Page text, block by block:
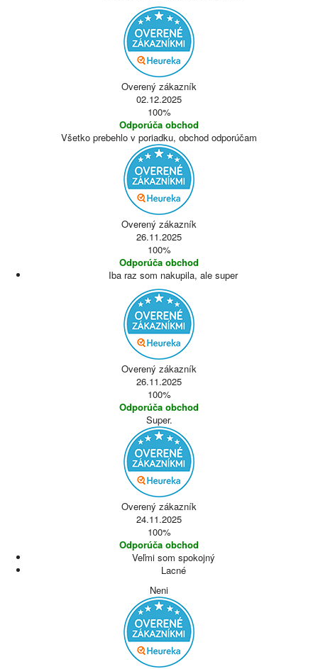
Overený zákazník
02.12.2025
100%
Odporúča obchod
Všetko prebehlo v poriadku, obchod odporúčam
Overený zákazník
26.11.2025
100%
Odporúča obchod
Iba raz som nakupila, ale super
Overený zákazník
26.11.2025
100%
Odporúča obchod
Super.
Overený zákazník
24.11.2025
100%
Odporúča obchod
Veľmi som spokojný
Lacné
Neni